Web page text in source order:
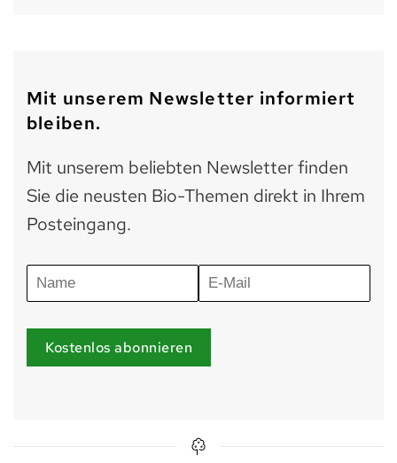
Mit unserem Newsletter informiert
bleiben.
Mit unserem beliebten Newsletter finden
Sie die neusten Bio-Themen direkt in Ihrem
Posteingang.
Kostenlos abonnieren